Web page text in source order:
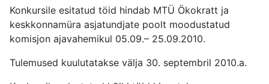
Konkursile esitatud töid hindab MTÜ Ökokratt ja
keskkonnamüra asjatundjate poolt moodustatud
komisjon ajavahemikul 05.09.– 25.09.2010.
Tulemused kuulutatakse välja 30. septembril 2010.a.